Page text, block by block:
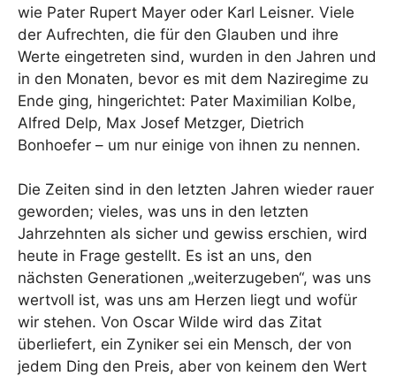
wie Pater Rupert Mayer oder Karl Leisner. Viele
der Aufrechten, die für den Glauben und ihre
Werte eingetreten sind, wurden in den Jahren und
in den Monaten, bevor es mit dem Naziregime zu
Ende ging, hingerichtet: Pater Maximilian Kolbe,
Alfred Delp, Max Josef Metzger, Dietrich
Bonhoefer – um nur einige von ihnen zu nennen.
Die Zeiten sind in den letzten Jahren wieder rauer
geworden; vieles, was uns in den letzten
Jahrzehnten als sicher und gewiss erschien, wird
heute in Frage gestellt. Es ist an uns, den
nächsten Generationen „weiterzugeben“, was uns
wertvoll ist, was uns am Herzen liegt und wofür
wir stehen. Von Oscar Wilde wird das Zitat
überliefert, ein Zyniker sei ein Mensch, der von
jedem Ding den Preis, aber von keinem den Wert